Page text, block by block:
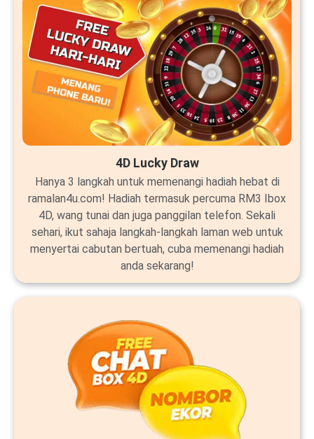
4D Lucky Draw
Hanya 3 langkah untuk memenangi hadiah hebat di
ramalan4u.com! Hadiah termasuk percuma RM3 Ibox
4D, wang tunai dan juga panggilan telefon. Sekali
sehari, ikut sahaja langkah-langkah laman web untuk
menyertai cabutan bertuah, cuba memenangi hadiah
anda sekarang!